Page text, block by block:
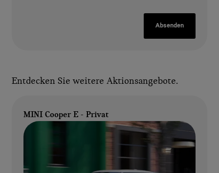
Absenden
Entdecken Sie weitere Aktionsangebote.
MINI Cooper E - Privat